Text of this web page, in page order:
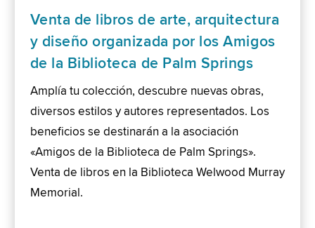
Venta de libros de arte, arquitectura
y diseño organizada por los Amigos
de la Biblioteca de Palm Springs
Amplía tu colección, descubre nuevas obras,
diversos estilos y autores representados. Los
beneficios se destinarán a la asociación
«Amigos de la Biblioteca de Palm Springs».
Venta de libros en la Biblioteca Welwood Murray
Memorial.